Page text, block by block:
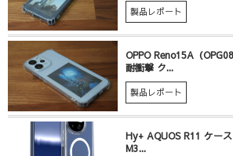
製品レポート
OPPO Reno15A（
耐衝撃 ク...
製品レポート
Hy+ AQUOS R11 ケー
M3...